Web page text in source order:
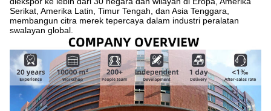
Serikat, Amerika Latin, Timur Tengah, dan Asia Tenggara,
membangun citra merek tepercaya dalam industri peralatan
swalayan global.